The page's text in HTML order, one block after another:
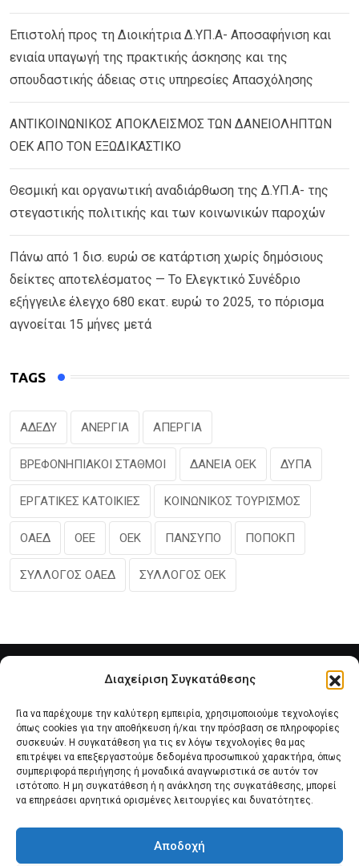
Διαχείριση Συγκατάθεσης
Για να παρέχουμε την καλύτερη εμπειρία, χρησιμοποιούμε τεχνολογίες
όπως cookies για την αποθήκευση ή/και την πρόσβαση σε πληροφορίες
συσκευών. Η συγκατάθεση για τις εν λόγω τεχνολογίες θα μας
επιτρέψει να επεξεργαστούμε δεδομένα προσωπικού χαρακτήρα, όπως
συμπεριφορά περιήγησης ή μοναδικά αναγνωριστικά σε αυτόν τον
ιστότοπο. Η μη συγκατάθεση ή η ανάκληση της συγκατάθεσης, μπορεί
να επηρεάσει αρνητικά ορισμένες λειτουργίες και δυνατότητες.
Αποδοχή
Επιστολή προς τη Διοικήτρια Δ.ΥΠ.Α- Αποσαφήνιση και
ενιαία υπαγωγή της πρακτικής άσκησης και της
σπουδαστικής άδειας στις υπηρεσίες Απασχόλησης
ΑΝΤΙΚΟΙΝΩΝΙΚΟΣ ΑΠΟΚΛΕΙΣΜΟΣ ΤΩΝ ΔΑΝΕΙΟΛΗΠΤΩΝ
ΟΕΚ ΑΠΟ ΤΟΝ ΕΞΩΔΙΚΑΣΤΙΚΟ
Θεσμική και οργανωτική αναδιάρθωση της Δ.ΥΠ.Α- της
στεγαστικής πολιτικής και των κοινωνικών παροχών
Πάνω από 1 δισ. ευρώ σε κατάρτιση χωρίς δημόσιους
δείκτες αποτελέσματος — Το Ελεγκτικό Συνέδριο
εξήγγειλε έλεγχο 680 εκατ. ευρώ το 2025, το πόρισμα
αγνοείται 15 μήνες μετά
TAGS
ΑΔΕΔΥ ΑΝΕΡΓΙΑ ΑΠΕΡΓΙΑ
ΒΡΕΦΟΝΗΠΙΑΚΟΙ ΣΤΑΘΜΟΙ ΔΑΝΕΙΑ ΟΕΚ ΔΥΠΑ
ΕΡΓΑΤΙΚΕΣ ΚΑΤΟΙΚΙΕΣ ΚΟΙΝΩΝΙΚΟΣ ΤΟΥΡΙΣΜΟΣ
ΟΑΕΔ ΟΕΕ ΟΕΚ ΠΑΝΣΥΠΟ ΠΟΠΟΚΠ
ΣΥΛΛΟΓΟΣ ΟΑΕΔ ΣΥΛΛΟΓΟΣ ΟΕΚ
Αρχική Νέα του Συλλόγου Θέματα e-Magazino
Πολιτική Cookies (ΕΕ)